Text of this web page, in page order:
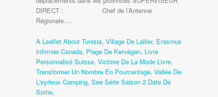
A Leaflet About Tunisia, Village De Lallier, Erasmus
Infirmier Canada, Plage De Kervégan, Livre
Personnalisé Suisse, Victime De La Mode Livre,
Transformer Un Nombre En Pourcentage, Vallée De
L'eyrieux Camping, See Série Saison 2 Date De
Sortie,